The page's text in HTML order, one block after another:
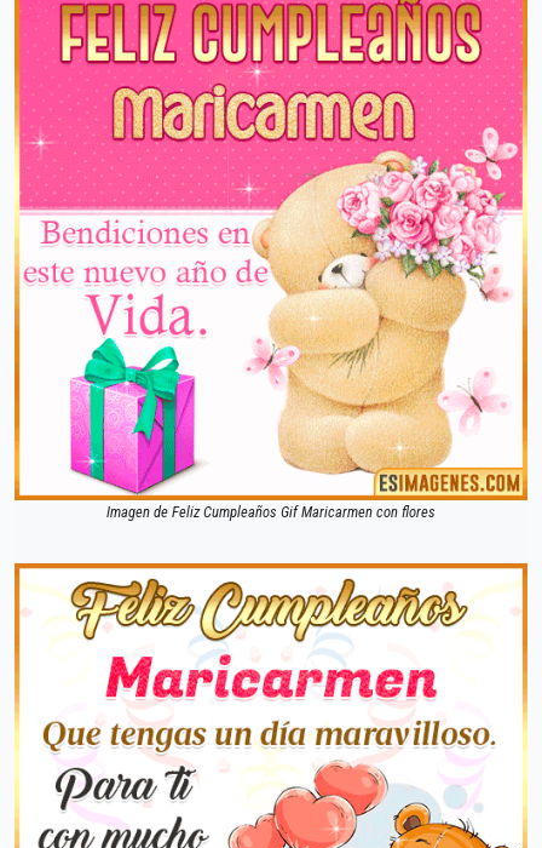
Imagen de Feliz Cumpleaños Gif Maricarmen con flores